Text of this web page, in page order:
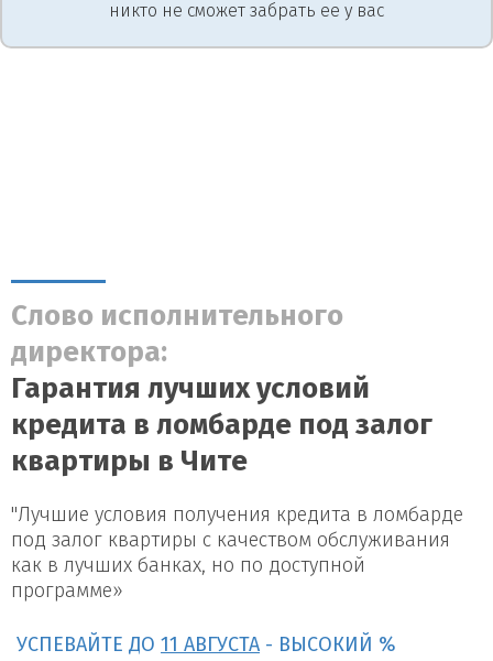
никто не сможет забрать ее у вас
Слово исполнительного
директора:
Гарантия лучших условий
кредита в ломбарде под залог
квартиры в Чите
"Лучшие условия получения кредита в ломбарде
под залог квартиры с качеством обслуживания
как в лучших банках, но по доступной
программе»
УСПЕВАЙТЕ ДО 11 АВГУСТА - ВЫСОКИЙ %